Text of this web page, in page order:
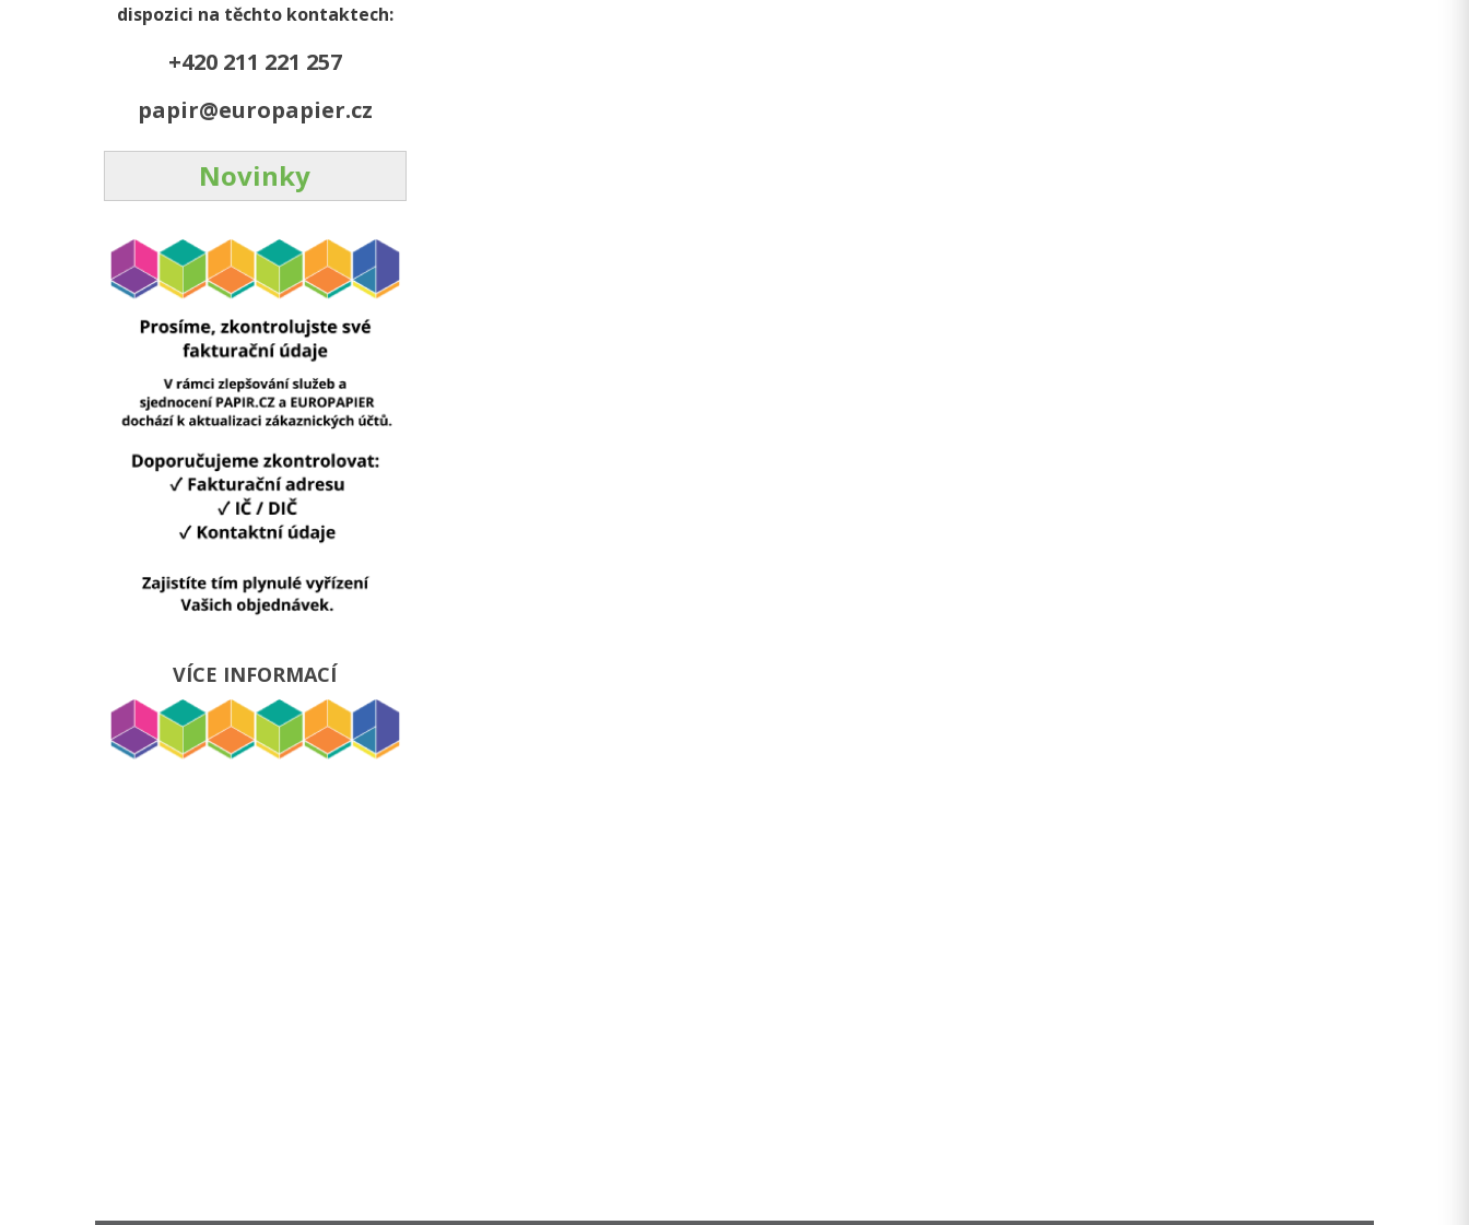
dispozici na těchto kontaktech:
+420 211 221 257
papir@europapier.cz
Novinky
VÍCE INFORMACÍ